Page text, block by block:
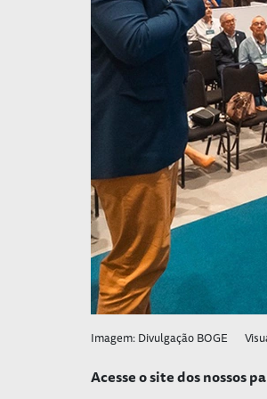
Imagem: Divulgação BOGE
Acesse o site dos nossos